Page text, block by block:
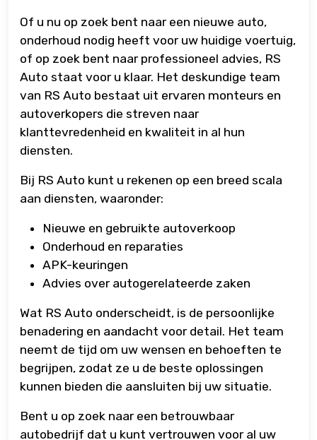
Of u nu op zoek bent naar een nieuwe auto,
onderhoud nodig heeft voor uw huidige voertuig,
of op zoek bent naar professioneel advies, RS
Auto staat voor u klaar. Het deskundige team
van RS Auto bestaat uit ervaren monteurs en
autoverkopers die streven naar
klanttevredenheid en kwaliteit in al hun
diensten.
Bij RS Auto kunt u rekenen op een breed scala
aan diensten, waaronder:
Nieuwe en gebruikte autoverkoop
Onderhoud en reparaties
APK-keuringen
Advies over autogerelateerde zaken
Wat RS Auto onderscheidt, is de persoonlijke
benadering en aandacht voor detail. Het team
neemt de tijd om uw wensen en behoeften te
begrijpen, zodat ze u de beste oplossingen
kunnen bieden die aansluiten bij uw situatie.
Bent u op zoek naar een betrouwbaar
autobedrijf dat u kunt vertrouwen voor al uw